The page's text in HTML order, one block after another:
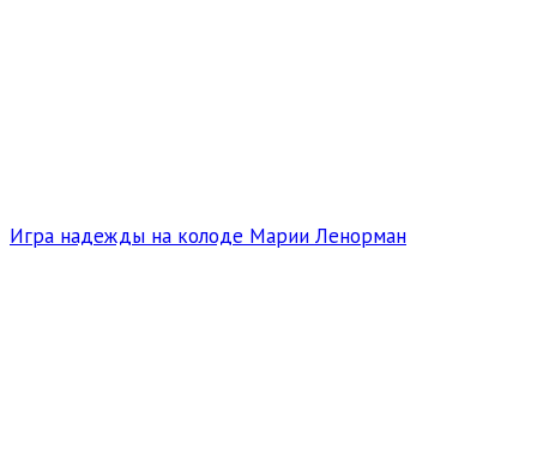
Игра надежды на колоде Марии Ленорман